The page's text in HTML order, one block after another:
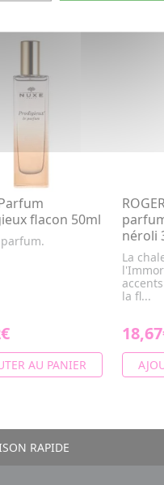
flacon 50ml
AU PANIER
néroli
La
la fl...
RAPIDE